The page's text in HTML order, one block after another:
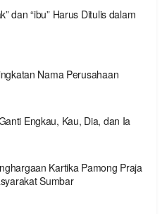
dan “ibu” Harus Ditulis dalam
Nama Perusahaan
Engkau, Kau, Dia, dan Ia
Kartika Pamong Praja
Sumbar